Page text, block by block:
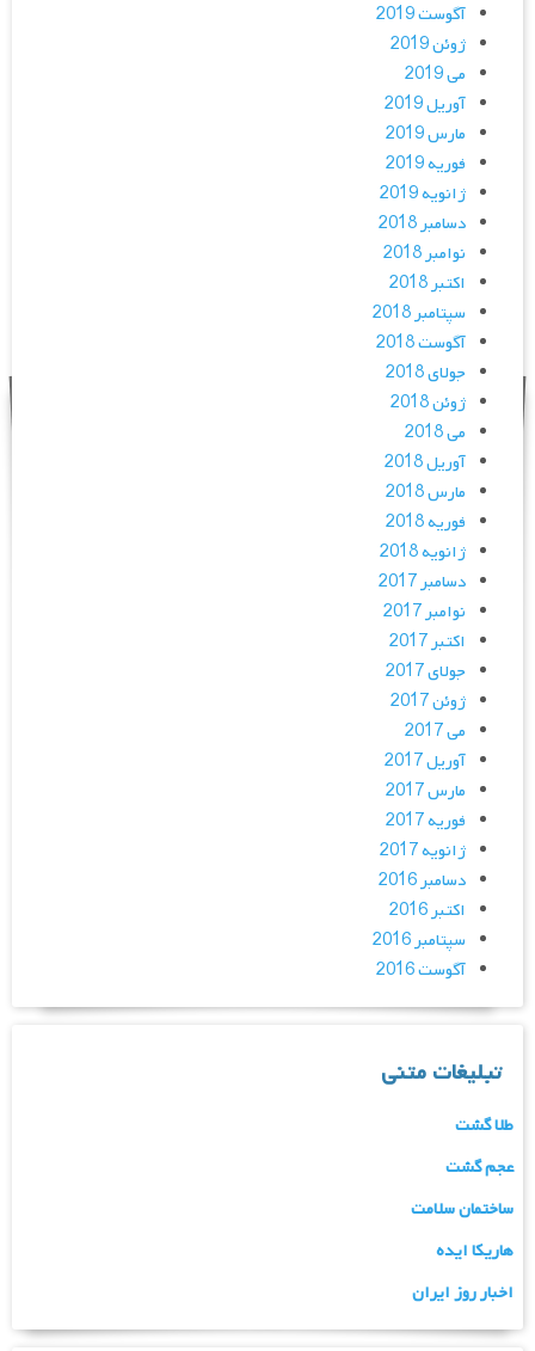
آگوست 2019
ژوئن 2019
می 2019
آوریل 2019
مارس 2019
فوریه 2019
ژانویه 2019
دسامبر 2018
نوامبر 2018
اکتبر 2018
سپتامبر 2018
آگوست 2018
جولای 2018
ژوئن 2018
می 2018
آوریل 2018
مارس 2018
فوریه 2018
ژانویه 2018
دسامبر 2017
نوامبر 2017
اکتبر 2017
جولای 2017
ژوئن 2017
می 2017
آوریل 2017
مارس 2017
فوریه 2017
ژانویه 2017
دسامبر 2016
اکتبر 2016
سپتامبر 2016
آگوست 2016
تبلیغات متنی
طلا گشت
عجم گشت
ساختمان سلامت
هاریکا ایده
اخبار روز ایران